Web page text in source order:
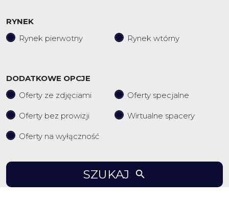
RYNEK
Rynek pierwotny
Rynek wtórny
DODATKOWE OPCJE
Oferty ze zdjęciami
Oferty specjalne
Oferty bez prowizji Wirtualne spacery
Oferty na wyłączność
SZUKAJ